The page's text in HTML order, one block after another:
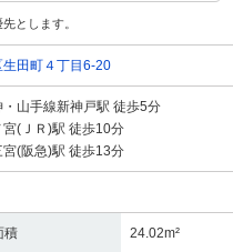
とします。
田町４丁目6-20
山手線新神戸駅 徒歩5分
宮(ＪＲ)駅 徒歩10分
(阪急)駅 徒歩13分
積 24.02m²